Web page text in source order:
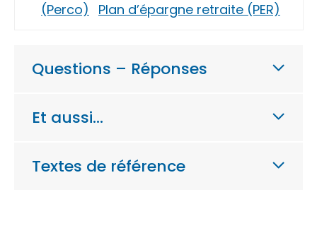
(Perco)
Plan d’épargne retraite (PER)
Questions – Réponses
Et aussi…
Textes de référence